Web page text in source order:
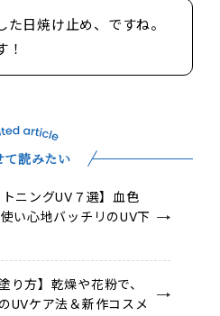
日焼け止め、ですね。
！
て読みたい
ニングUV７選】血色
い心地バッチリのUV下
り方】乾燥や花粉で、
UVケア法＆新作コスメ